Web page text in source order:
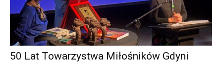
50 Lat Towarzystwa Miłośników Gdyni